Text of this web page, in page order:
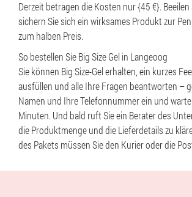
Derzeit betragen die Kosten nur {45 €}. Beeilen
sichern Sie sich ein wirksames Produkt zur
zum halben Preis.
So bestellen Sie Big Size Gel in Langeoog
Sie können Big Size-Gel erhalten, ein kurzes
ausfüllen und alle Ihre Fragen beantworten –
Namen und Ihre Telefonnummer ein und
Minuten. Und bald ruft Sie ein Berater des
die Produktmenge und die Lieferdetails zu
des Pakets müssen Sie den Kurier oder die